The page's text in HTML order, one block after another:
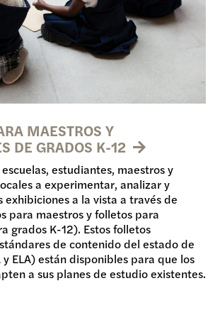
MAESTROS Y
DE GRADOS K-12
estudiantes, maestros y
a experimentar, analizar y
exhibiciones a la vista a través de
para maestros y folletos para
grados K-12). Estos folletos
de contenido del estado de
y ELA) están disponibles para que los
a sus planes de estudio existentes.